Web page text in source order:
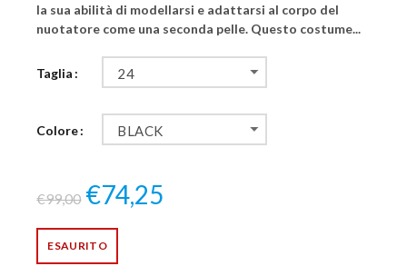
la sua abilità di modellarsi e adattarsi al corpo del
nuotatore come una seconda pelle. Questo costume...
Taglia 24
Colore BLACK
€99,00 €74,25
ESAURITO